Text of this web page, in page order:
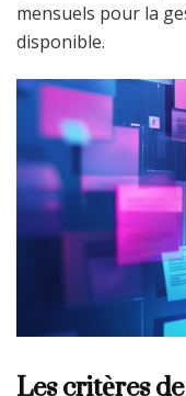
mensuels pour la
disponible.